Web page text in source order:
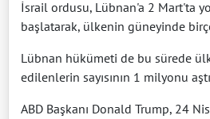
İsrail ordusu, Lübnan'a 2 Mart'ta
başlatarak, ülkenin güneyinde
Lübnan hükümeti de bu sürede
edilenlerin sayısının 1 milyonu
ABD Başkanı Donald Trump, 24